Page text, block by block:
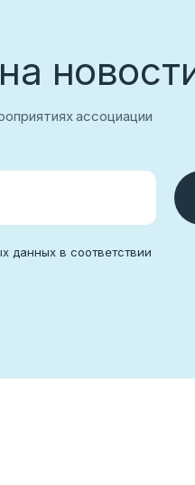
ассоциации
данных в соответствии